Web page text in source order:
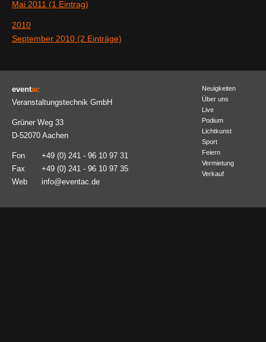
Mai 2011 (1 Eintrag)
2010
September 2010 (2 Einträge)
eventac
Veranstaltungstechnik GmbH
Grüner Weg 33
D-52070 Aachen
Fon
+49 (0) 241 - 96 10 97 31
Fax
+49 (0) 241 - 96 10 97 35
Web
info@eventac.de
Neuigkeiten
Über uns
Live
Podium
Lichtkunst
Sport
Feiern
Vermietung
Verkauf